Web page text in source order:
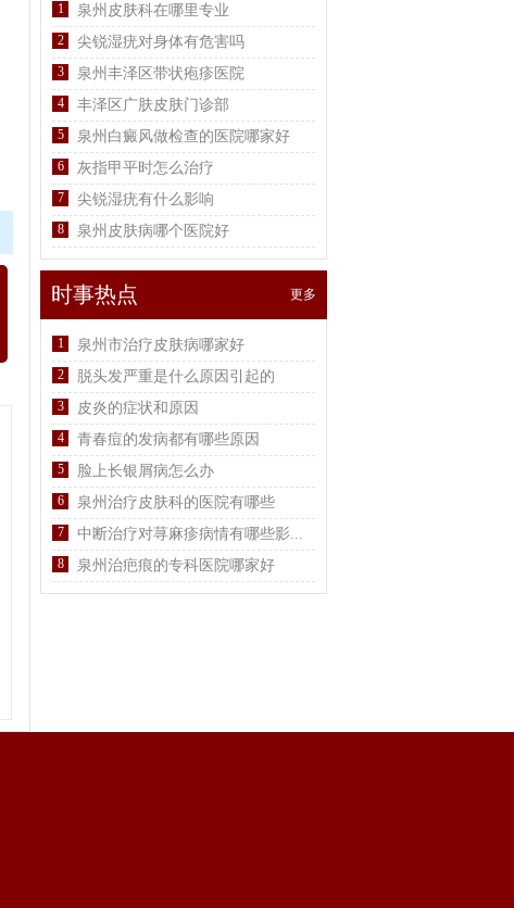
1 泉州皮肤科在哪里专业
2 尖锐湿疣对身体有危害吗
3 泉州丰泽区带状疱疹医院
4 丰泽区广肤皮肤门诊部
5 泉州白癜风做检查的医院哪家好
6 灰指甲平时怎么治疗
7 尖锐湿疣有什么影响
8 泉州皮肤病哪个医院好
时事热点 更多
1 泉州市治疗皮肤病哪家好
2 脱头发严重是什么原因引起的
3 皮炎的症状和原因
4 青春痘的发病都有哪些原因
5 脸上长银屑病怎么办
6 泉州治疗皮肤科的医院有哪些
7 中断治疗对荨麻疹病情有哪些影...
8 泉州治疤痕的专科医院哪家好